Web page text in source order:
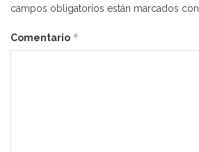
campos obligatorios están marcados con
Comentario *